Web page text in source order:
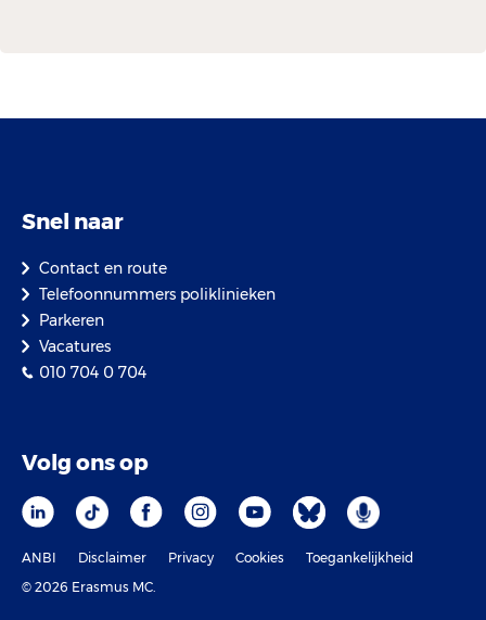
Snel naar
Contact en route
Telefoonnummers poliklinieken
Parkeren
Vacatures
010 704 0 704
Volg ons op
ANBI Disclaimer Privacy Cookies
Toegankelijkheid
© 2026 Erasmus MC.